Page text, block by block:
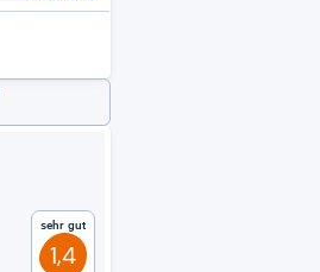
Sehr gut
1,4